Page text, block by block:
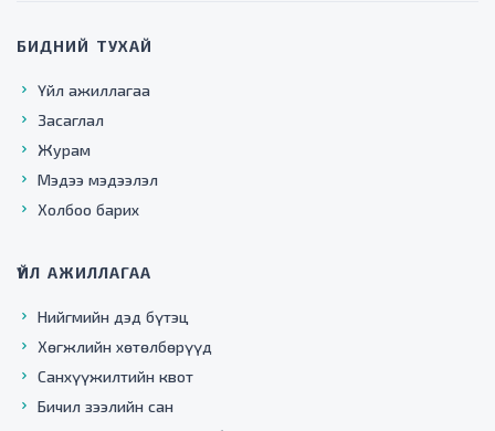
БИДНИЙ ТУХАЙ
Үйл ажиллагаа
Засаглал
Журам
Мэдээ мэдээлэл
Холбоо барих
ҮЙЛ АЖИЛЛАГАА
Нийгмийн дэд бүтэц
Хөгжлийн хөтөлбөрүүд
Санхүүжилтийн квот
Бичил зээлийн сан